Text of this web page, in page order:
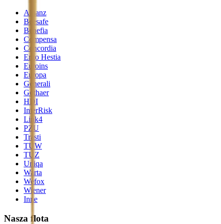
Allianz
Beesafe
Benefia
Compensa
Concordia
Ergo Hestia
Euroins
Europa
Generali
Gothaer
HDI
InterRisk
Link4
PZU
Trasti
TUW
TUZ
Uniqa
Warta
Wefox
Wiener
Inne
Nasza flota